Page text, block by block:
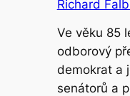
Richard
Ve věku 85
odborový
demokrat a
senátorů a